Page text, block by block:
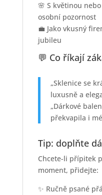
🌸 S květinou
osobní pozornost
💼 Jako vkusný
jubileu
💬 Co říkají
„Sklenice se
luxusně a
„Dárkové
překvapila i
Tip: doplňte
Chcete-li přípitek
moment, přidejte:
✨ Ručně psané